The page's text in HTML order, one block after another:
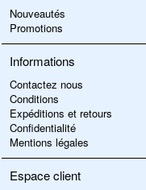
Nouveautés
Promotions
Informations
Contactez nous
Conditions
Expéditions et retours
Confidentialité
Mentions légales
Espace client